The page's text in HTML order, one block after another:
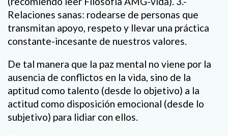
Relaciones sanas: rodearse de personas que
transmitan apoyo, respeto y llevar una práctica
constante-incesante de nuestros valores.
De tal manera que la paz mental no viene por la
ausencia de conflictos en la vida, sino de la
aptitud como talento (desde lo objetivo) a la
actitud como disposición emocional (desde lo
subjetivo) para lidiar con ellos.